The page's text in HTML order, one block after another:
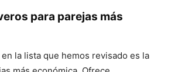
para parejas más
la lista que hemos revisado es la